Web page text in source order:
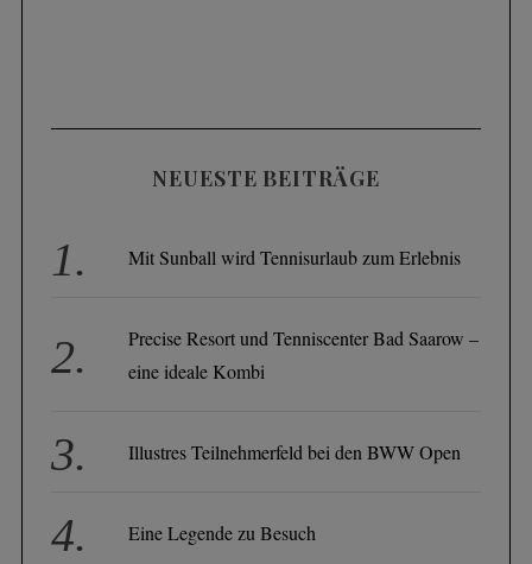
NEUESTE BEITRÄGE
Mit Sunball wird Tennisurlaub zum Erlebnis
Precise Resort und Tenniscenter Bad Saarow –
eine ideale Kombi
Illustres Teilnehmerfeld bei den BWW Open
Eine Legende zu Besuch